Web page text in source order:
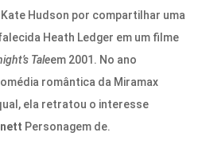
Kate Hudson por compartilhar uma
Heath Ledger em um filme
Taleem 2001. No ano
romântica da Miramax
ela retratou o interesse
Personagem de.